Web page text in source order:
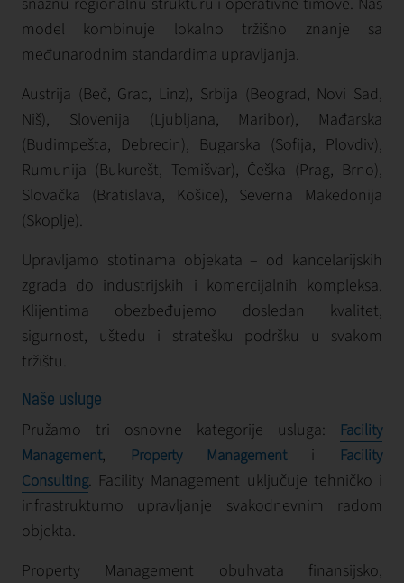
model kombinuje lokalno tržišno znanje sa
međunarodnim standardima upravljanja.
Austrija (Beč, Grac, Linz), Srbija (Beograd, Novi Sad,
Niš), Slovenija (Ljubljana, Maribor), Mađarska
(Budimpešta, Debrecin), Bugarska (Sofija, Plovdiv),
Rumunija (Bukurešt, Temišvar), Češka (Prag, Brno),
Slovačka (Bratislava, Košice), Severna Makedonija
(Skoplje).
Upravljamo stotinama objekata – od kancelarijskih
zgrada do industrijskih i komercijalnih kompleksa.
Klijentima obezbeđujemo dosledan kvalitet,
sigurnost, uštedu i stratešku podršku u svakom
tržištu.
Naše usluge
Pružamo tri osnovne kategorije usluga:
Facility
Management, Property Managementi
Facility
Consulting. Facility Management uključuje tehničko i
infrastrukturno upravljanje svakodnevnim radom
objekta.
Property Management obuhvata finansijsko,